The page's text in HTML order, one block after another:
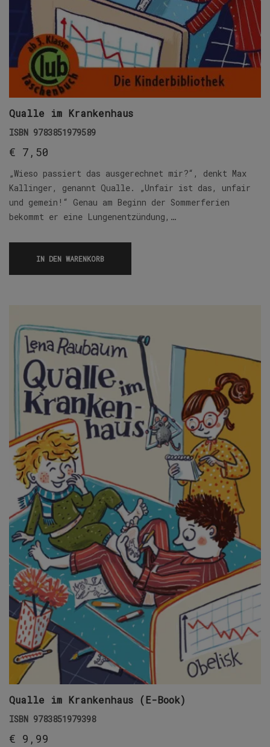
Qualle im Krankenhaus
ISBN 9783851979589
€ 7,50
„Wieso passiert das ausgerechnet mir?“, denkt Max
Kallinger, genannt Qualle. „Unfair ist das, unfair
und gemein!“ Genau am Beginn der Sommerferien
bekommt er eine Lungenentzündung,…
IN DEN WARENKORB
Qualle im Krankenhaus (E-Book)
ISBN 9783851979398
€ 9,99